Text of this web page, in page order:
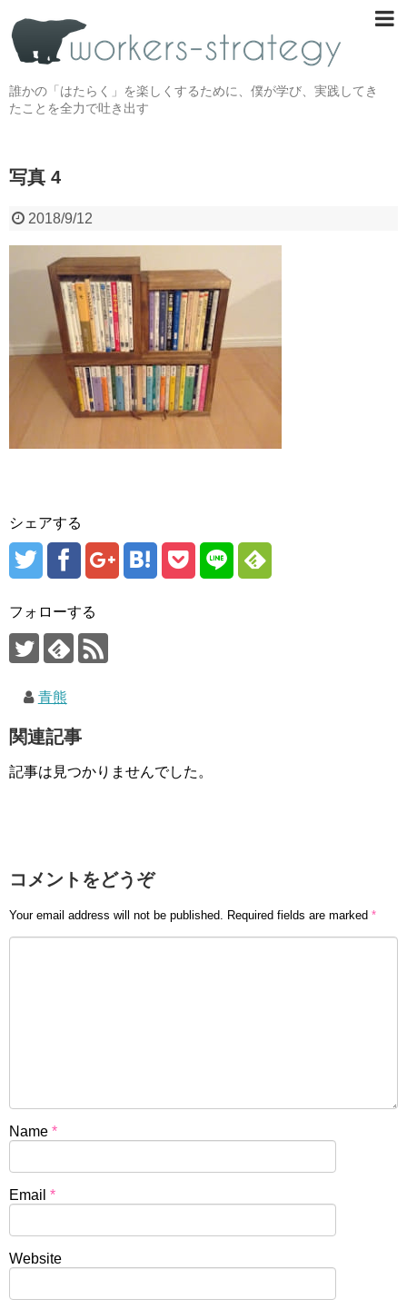
誰かの「はたらく」を楽しくするために、僕が学び、実践してき
たことを全力で吐き出す
写真 4
2018/9/12
シェアする
フォローする
青熊
関連記事
記事は見つかりませんでした。
コメントをどうぞ
Your email address will not be published. Required fields are marked *
Name *
Email *
Website